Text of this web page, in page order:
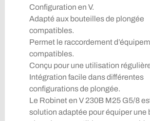
Configuration en V.
Adapté aux bouteilles de plongée
compatibles.
Permet le raccordement
compatibles.
Conçu pour une utilisation
Intégration facile dans différentes
configurations de plongée.
Le Robinet en V 230B M25 G5/8
solution adaptée pour équiper une